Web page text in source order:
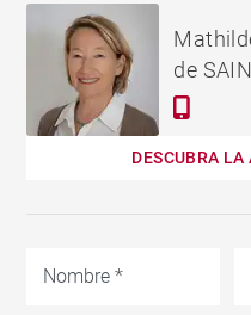
CASA VIEUX-BOUCAU-
BAINS - 138 M²
de
DESCUBRA LA